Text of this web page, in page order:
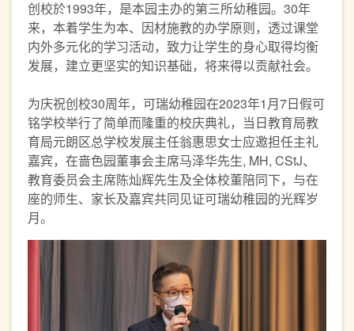
创校於1993年，是本园主办的第三所幼稚园。30年
来，本着学生为本、因材施教的办学原则，透过课堂
内外多元化的学习活动，致力让学生的身心取得均衡
发展，建立更坚实的知识基础，将来得以贡献社会。
为庆祝创校30周年，可瑞幼稚园在2023年1月7日假可
铭学校举行了简单而隆重的校庆典礼，当日教育局教
育局元朗区总学校发展主任翁惠思女士应邀担任主礼
嘉宾，在啬色园董事会主席马泽华先生, MH, CStJ、
教育委员会主席陈灿辉先生及全体校董陪同下，与在
座的师生、家长及嘉宾共同见证可瑞幼稚园的光辉岁
月。